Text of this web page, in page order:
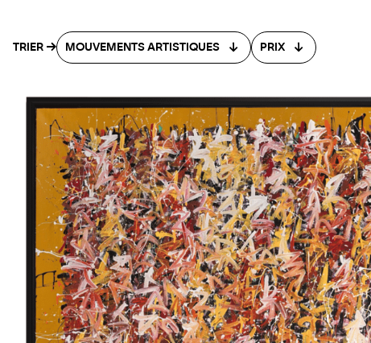
TRIER MOUVEMENTS ARTISTIQUES PRIX